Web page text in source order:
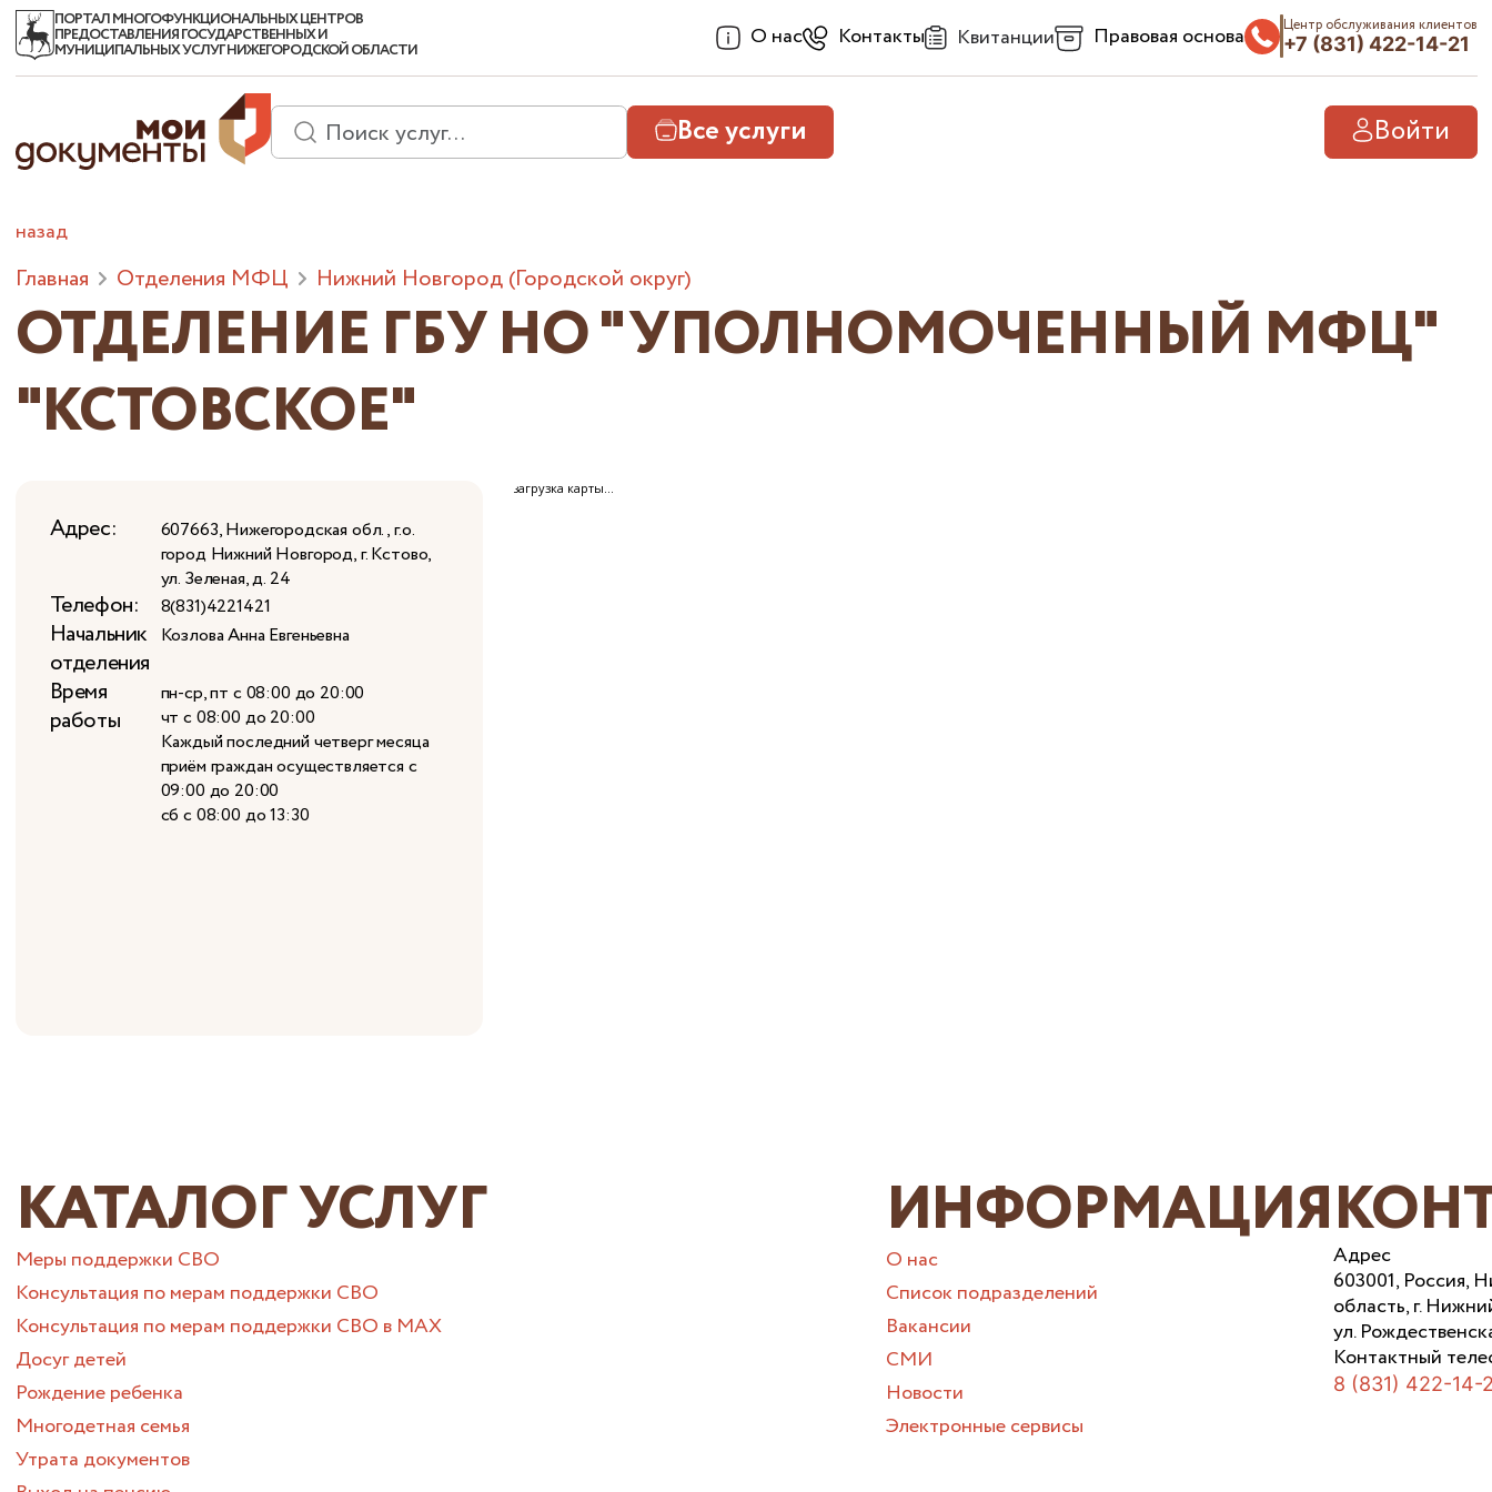
ПОРТАЛ МНОГОФУНКЦИОНАЛЬНЫХ ЦЕНТРОВ
ПРЕДОСТАВЛЕНИЯ ГОСУДАРСТВЕННЫХ И
МУНИЦИПАЛЬНЫХ УСЛУГ НИЖЕГОРОДСКОЙ ОБЛАСТИ О нас Контакты Квитанции Правовая основа Центр обслуживания клиентов
+7 (831) 422-14-21
Все услуги Войти
назад
Главная Отделения МФЦ Нижний Новгород (Городской округ)
ОТДЕЛЕНИЕ ГБУ НО "УПОЛНОМОЧЕННЫЙ МФЦ"
"КСТОВСКОЕ"
Адрес:
607663, Нижегородская обл., г.о.
город Нижний Новгород, г. Кстово,
ул. Зеленая, д. 24
Телефон: 8(831)4221421
Начальник
отделения
Козлова Анна Евгеньевна
Время
работы
пн-ср, пт c 08:00 до 20:00
чт c 08:00 до 20:00
Каждый последний четверг месяца
приём граждан осуществляется с
09:00 до 20:00
сб c 08:00 до 13:30
загрузка карты...
КАТАЛОГ УСЛУГ
Меры поддержки СВО
Консультация по мерам поддержки СВО
Консультация по мерам поддержки СВО в МАХ
Досуг детей
Рождение ребенка
Многодетная семья
Утрата документов
ИНФОРМАЦИЯ
О нас
Список подразделений
Вакансии
СМИ
Новости
Электронные сервисы
Адрес
603001, Россия,
область, г.
ул.
Контактный
8 (831) 422-14-